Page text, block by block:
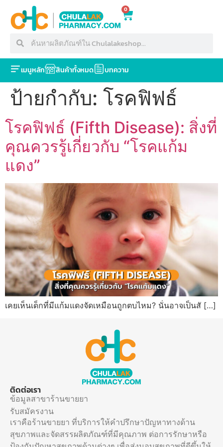
0
เมนูหลัก สินค้าทั้งหมด บทความ
ป้ายกำกับ: โรคฟิฟธ์
โรคฟิฟธ์ (Fifth Disease): สิ่งที่
คุณควรรู้เกี่ยวกับ “โรคแก้ม
แดง”
เคยเห็นเด็กที่มีแก้มแดงจัดเหมือนถูกตบไหม? นั่นอาจเป็นสั […]
ติดต่อเรา
ข้อมูลสาขาร้านขายยา
รับสมัครงาน
เราคือร้านขายยา ที่บริการให้คำปรึกษาปัญหาทางด้าน
สุขภาพและจัดสรรผลิตภัณฑ์ที่มีคุณภาพ ต่อการรักษาหรือ